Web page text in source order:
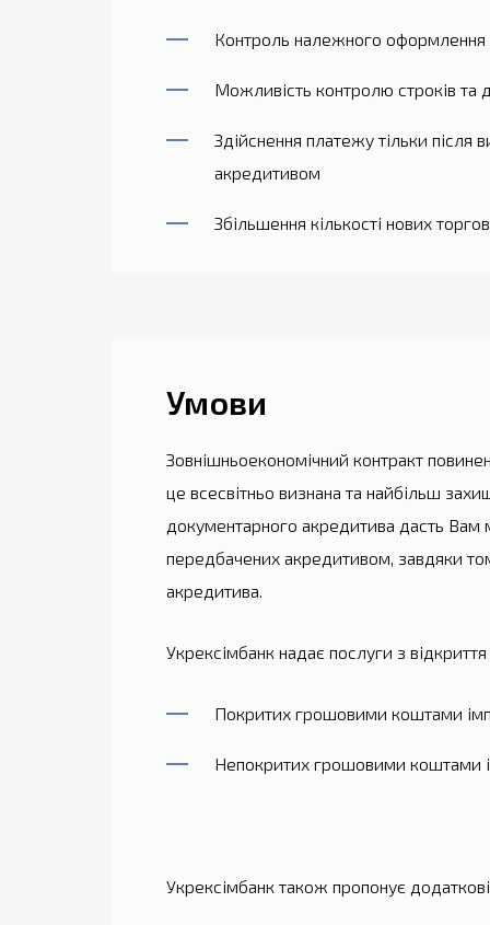
Контроль належного оформлення
Можливість контролю строків та
Здійснення платежу тільки після
акредитивом
Збільшення кількості нових
Умови
Зовнішньоекономічний контракт
це всесвітньо визнана та найбільш
документарного акредитива дасть Вам
передбачених акредитивом, завдяки
акредитива.
Укрексімбанк надає послуги з
Покритих грошовими коштами
Непокритих грошовими коштами
Укрексімбанк також пропонує